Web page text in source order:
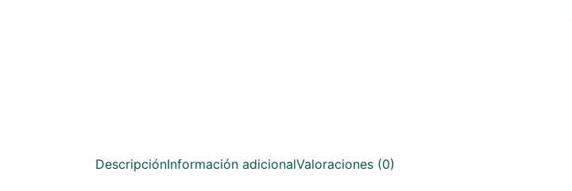
DescripciónInformación adicionalValoraciones (0)